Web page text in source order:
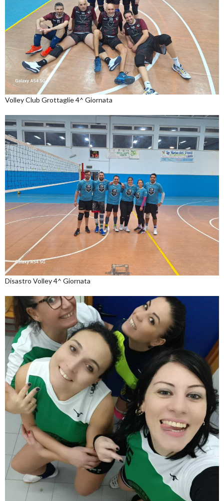
Volley Club Grottaglie 4^ Giornata
Disastro Volley 4^ Giornata